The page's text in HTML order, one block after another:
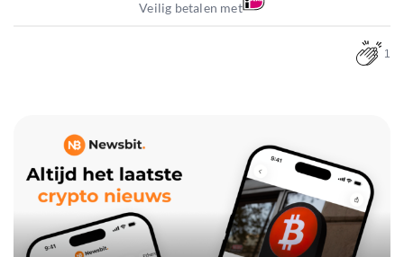
Veilig betalen met
1